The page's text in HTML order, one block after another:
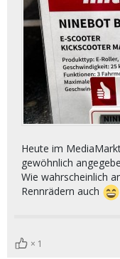
Heute im
gewöhnlich
Wie wahrscheinlich
Rennrädern auch
1